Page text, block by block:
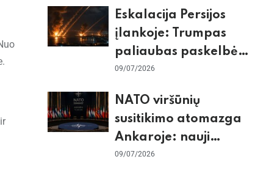
žiemos krizės grėsmė
Eskalacija Persijos
įlankoje: Trumpas
paliaubas paskelbė
baigtomis, JAV
taikinių Irane
09/07/2026
NATO viršūnių
susitikimo atomazga
Ankaroje: nauji
įsipareigojimai
09/07/2026